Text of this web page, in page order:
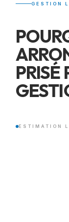
GESTION
PRISÉ
ESTIMATION